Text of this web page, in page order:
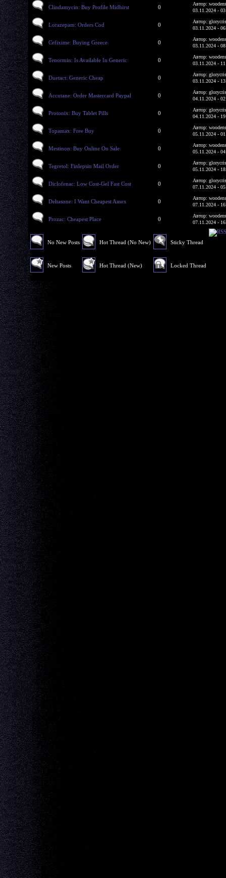
Clindamycin: Buy Profile Midhirst 0
Автор:
03.11.2024 -
Lorazepam: Orders Cod 0
Автор:
03.11.2024 -
Cefixime: Buying Greece 0
Автор:
03.11.2024 -
Tenormin: Is Available In Generic 0
Автор:
03.11.2024 -
Duetact: Generic Cheap 0
Автор:
03.11.2024 -
Accutane: Order Mastercard Paypal 0
Автор:
04.11.2024 -
Protonix: Buy Tablet Pills 0
Автор:
04.11.2024 -
Topamax: Free Buy 0
Автор:
05.11.2024 -
Mestinon: Buy Online On Sale 0
Автор:
05.11.2024 -
Tegretol: Finlepsin Mail Order 0
Автор:
05.11.2024 -
Diclofenac: Low Cost-Gel Fast Cost 0
Автор:
07.11.2024 -
Deltasone: I Want Cheapest Amex 0
Автор:
07.11.2024 -
Prozac: Cheapest Place 0
Автор:
07.11.2024 -
No New Posts
New Posts
Hot Thread (No New)
Hot Thread (New)
Sticky Thread
Locked Thread